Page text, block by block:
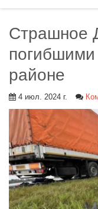
Страшное
погибшими
районе
4 июл. 2024 г.